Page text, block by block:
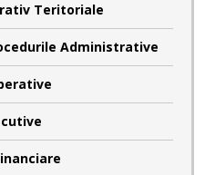
Teritoriale
Administrative